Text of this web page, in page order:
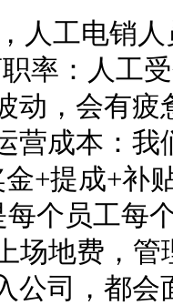
人工电销
率：人工
动，会有
营成本：
+提成+补
每个员工每
场地费，
公司，都